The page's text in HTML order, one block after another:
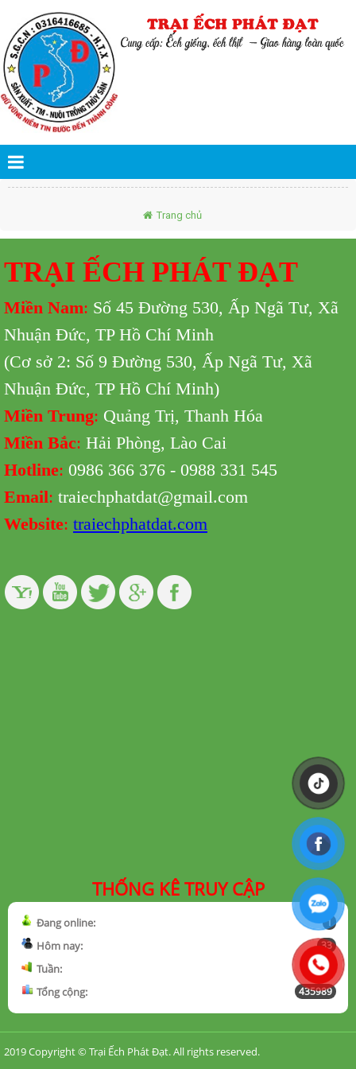
Trang chủ
TRẠI ẾCH PHÁT ĐẠT
Miền Nam: Số 45 Đường 530, Ấp Ngã Tư, Xã
Nhuận Đức, TP Hồ Chí Minh
(Cơ sở 2: Số 9 Đường 530, Ấp Ngã Tư, Xã
Nhuận Đức, TP Hồ Chí Minh)
Miền Trung: Quảng Trị, Thanh Hóa
Miền Bắc: Hải Phòng, Lào Cai
Hotline: 0986 366 376 - 0988 331 545
Email: traiechphatdat@gmail.com
Website: traiechphatdat.com
THỐNG KÊ TRUY CẬP
Đang online: 1
Hôm nay: 33
Tuần: 1380
Tổng cộng: 435989
2019 Copyright ©Trại Ếch Phát Đạt. All rights reserved.